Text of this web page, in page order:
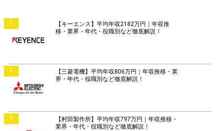
1
【キーエンス】平均年収2182万円｜年収推
移・業界・年代・役職別など徹底解説！
2
【三菱電機】平均年収806万円｜年収推移・業
界・年代・役職別など徹底解説！
3
【村田製作所】平均年収797万円｜年収推移・
業界・年代・役職別など徹底解説！